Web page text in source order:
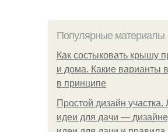
Популярные материалы
Как состыковать крышу
и дома. Какие варианты
в принципе
Простой дизайн
идеи для дачи —